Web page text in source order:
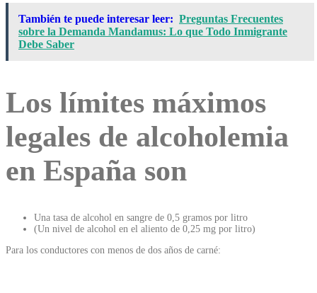
También te puede interesar leer: Preguntas Frecuentes
sobre la Demanda Mandamus: Lo que Todo Inmigrante
Debe Saber
Los límites máximos
legales de alcoholemia
en España son
Una tasa de alcohol en sangre de 0,5 gramos por litro
(Un nivel de alcohol en el aliento de 0,25 mg por litro)
Para los conductores con menos de dos años de carné: